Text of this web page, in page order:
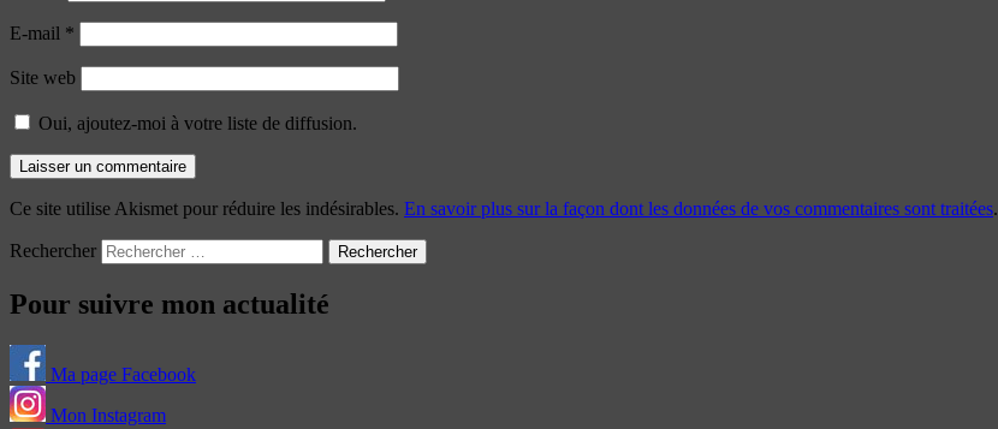
E-mail *
Site web
Oui, ajoutez-moi à votre liste de diffusion.
Ce site utilise Akismet pour réduire les indésirables. En savoir plus sur la façon dont les données de vos commentaires sont traitées.
Rechercher
Pour suivre mon actualité
Ma page Facebook
Mon Instagram